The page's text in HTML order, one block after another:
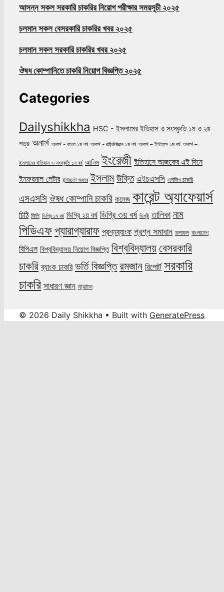
আসন্ন সকল সরকারি চাকরির নিয়োগ পরীক্ষার সময়সূচী ২০২৫
চলমান সকল বেসরকারি চাকরির খবর ২০২৫
চলমান সকল সরকারি চাকরির খবর ২০২৫
ঔষধ কোম্পানিতে চাকরি নিয়োগ বিজ্ঞপ্তি ২০২৫
Categories
Dailyshikkha HSC - ইসলামের ইতিহাস ও সংস্কৃতি ১ম ও ২য়
পত্র অনার্স অনার্স - বাংলা ১ম বর্ষ অনার্স - রাষ্ট্রবিজ্ঞান ১ম বর্ষ অনার্স – ইতিহাস ১ম বর্ষ অনার্স –
ইসলামের ইতিহাস ও সংস্কৃতি ১ম বর্ষ আলিম ইংরেজী ইতিহাসে আজকের এই দিনে
ইনফরমাল লেটার ইন্টারনেট অফার ইসলাম উক্তি এইচএসসি এনজিও চাকরি
এসএসসি ঔষধ কোম্পানি চাকরি কলেজ কারেন্ট অ্যাফেয়ার্স
চিঠি জিপি ডিগ্রি ১ম বর্ষ ডিগ্রি ২য় বর্ষ ডিগ্রি ৩য় বর্ষ ডিগ্রী তালিকা নাম
পিডিএফপ্যারাগ্যারাফ প্রশ্নব্যাংক প্রশ্ন সমাধান ফলাফল বাংলাদেশ
বিপিএল বিশ্ববিদ্যালয় নিয়োগ বিজ্ঞপ্তি বিশ্ববিদ্যালয়বেসরকারি
চাকরি ব্যাংক চাকরি ভর্তি বিজ্ঞপ্তিরমজান রিপোর্ট সরকারি
চাকরি সাধারণ জ্ঞান স্ট্যাটাস
© 2026 Daily Shikkha • Built with GeneratePress